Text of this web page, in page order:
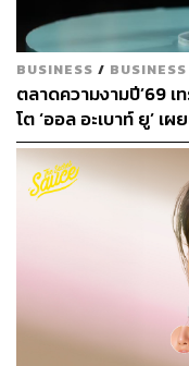
แม้ว่า Slugging จะมี
แต่ก็ไม่ใช่เทคนิคที่เห
ผู้ที่มีผิวมันหรือผิ
ลักษณะเคลือบผิ
ขน และกระตุ้นใ
ง่ายขึ้น
ผู้ที่ผิวแพ้ง่ายมา
ก่อนใช้ทั่วใบหน้
สภาพอากาศร้
ความชื้นสูง กา
ไม่สบายผิว และ
ความถี่ในการทำ
BUSINESS / BUSINESS
ตลาดความงามปี’69
โต ‘ออล อะเบาท์ ยู’
ช่องทางออนไลน์โตกร